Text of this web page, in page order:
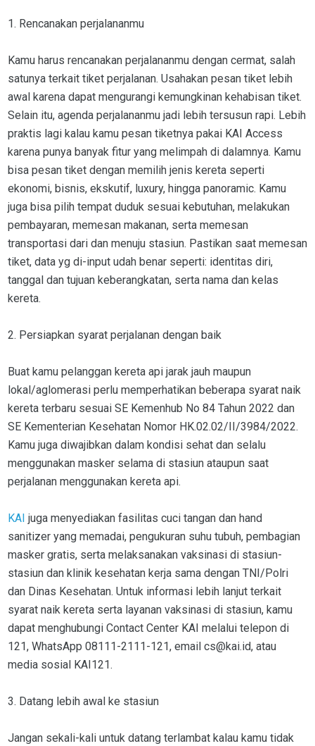
1. Rencanakan perjalananmu
Kamu harus rencanakan perjalananmu dengan cermat, salah
satunya terkait tiket perjalanan. Usahakan pesan tiket lebih
awal karena dapat mengurangi kemungkinan kehabisan tiket.
Selain itu, agenda perjalananmu jadi lebih tersusun rapi. Lebih
praktis lagi kalau kamu pesan tiketnya pakai KAI Access
karena punya banyak fitur yang melimpah di dalamnya. Kamu
bisa pesan tiket dengan memilih jenis kereta seperti
ekonomi, bisnis, ekskutif, luxury, hingga panoramic. Kamu
juga bisa pilih tempat duduk sesuai kebutuhan, melakukan
pembayaran, memesan makanan, serta memesan
transportasi dari dan menuju stasiun. Pastikan saat memesan
tiket, data yg di-input udah benar seperti: identitas diri,
tanggal dan tujuan keberangkatan, serta nama dan kelas
kereta.
2. Persiapkan syarat perjalanan dengan baik
Buat kamu pelanggan kereta api jarak jauh maupun
lokal/aglomerasi perlu memperhatikan beberapa syarat naik
kereta terbaru sesuai SE Kemenhub No 84 Tahun 2022 dan
SE Kementerian Kesehatan Nomor HK.02.02/II/3984/2022.
Kamu juga diwajibkan dalam kondisi sehat dan selalu
menggunakan masker selama di stasiun ataupun saat
perjalanan menggunakan kereta api.
KAI juga menyediakan fasilitas cuci tangan dan hand
sanitizer yang memadai, pengukuran suhu tubuh, pembagian
masker gratis, serta melaksanakan vaksinasi di stasiun-
stasiun dan klinik kesehatan kerja sama dengan TNI/Polri
dan Dinas Kesehatan. Untuk informasi lebih lanjut terkait
syarat naik kereta serta layanan vaksinasi di stasiun, kamu
dapat menghubungi Contact Center KAI melalui telepon di
121, WhatsApp 08111-2111-121, email cs@kai.id, atau
media sosial KAI121.
3. Datang lebih awal ke stasiun
Jangan sekali-kali untuk datang terlambat kalau kamu tidak